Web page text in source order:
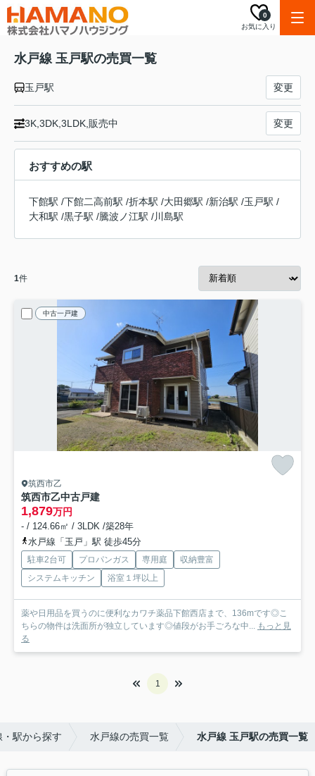
お気に入り
0
水戸線 玉戸駅の売買一覧
玉戸駅 変更
3K,3DK,3LDK,販売中 変更
おすすめの駅
下館駅 /下館二高前駅 /折本駅 /大田郷駅 /新治駅 /玉戸駅 /
大和駅 /黒子駅 /騰波ノ江駅 /川島駅
1件
中古一戸建
筑西市乙
筑西市乙中古戸建
1,879万円
- / 124.66㎡ / 3LDK /築28年
水戸線「玉戸」駅 徒歩45分
駐車2台可 プロパンガス 専用庭
収納豊富
システムキッチン
浴室１坪以上
薬や日用品を買うのに便利なカワチ薬品下館西店まで、136mです◎こ
ちらの物件は洗面所が独立しています◎値段がお手ごろな中... もっと見
る
1
・駅から探す 水戸線の売買一覧 水戸線 玉戸駅の売買一覧